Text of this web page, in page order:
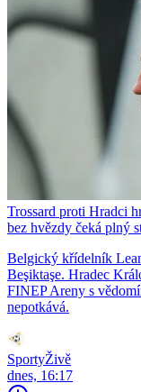
Trossard proti Hradci
bez hvězdy čeká plný
Belgický křídelník
Beşiktaşe. Hradec
FINEP Areny s
nepotkává.
SportyŽivě
dnes, 16:17